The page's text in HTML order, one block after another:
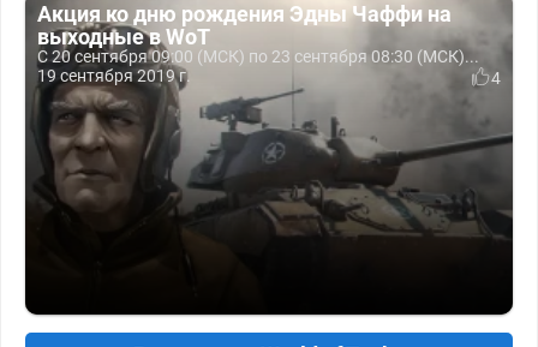
Акция ко дню рождения Эдны Чаффи на
выходные в WoT
С 20 сентября 09:00 (МСК) по 23 сентября 08:30 (МСК)...
19 сентября 2019 г.
4